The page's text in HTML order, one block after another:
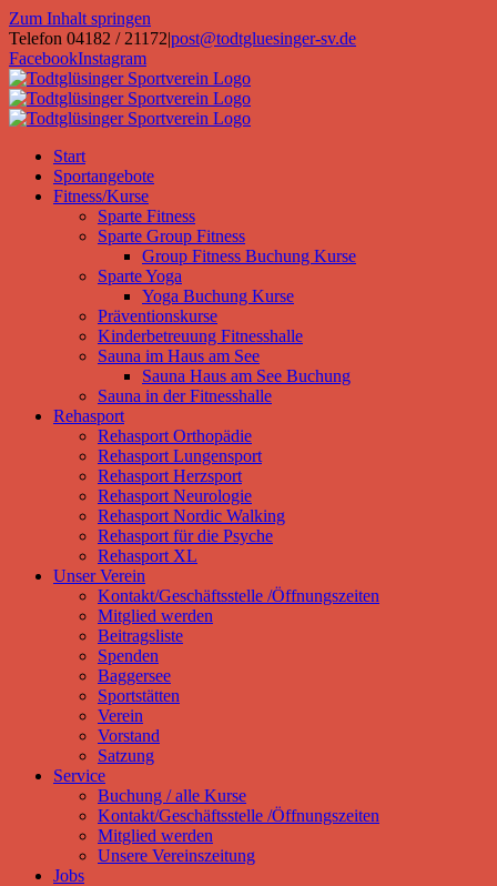
Zum Inhalt springen
Telefon 04182 / 21172|post@todtgluesinger-sv.de
FacebookInstagram
Start
Sportangebote
Fitness/Kurse
Sparte Fitness
Sparte Group Fitness
Group Fitness Buchung Kurse
Sparte Yoga
Yoga Buchung Kurse
Präventionskurse
Kinderbetreuung Fitnesshalle
Sauna im Haus am See
Sauna Haus am See Buchung
Sauna in der Fitnesshalle
Rehasport
Rehasport Orthopädie
Rehasport Lungensport
Rehasport Herzsport
Rehasport Neurologie
Rehasport Nordic Walking
Rehasport für die Psyche
Rehasport XL
Unser Verein
Kontakt/Geschäftsstelle /Öffnungszeiten
Mitglied werden
Beitragsliste
Spenden
Baggersee
Sportstätten
Verein
Vorstand
Satzung
Service
Buchung / alle Kurse
Kontakt/Geschäftsstelle /Öffnungszeiten
Mitglied werden
Unsere Vereinszeitung
Jobs